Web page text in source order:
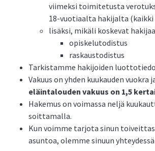
viimeksi toimitetusta
18-vuotiaalta hakijalta (kaikki
lisäksi, mikäli koskevat
opiskelutodistus
raskaustodistus
Tarkistamme hakijoiden
Vakuus on yhden kuukauden vuokra
eläintalouden vakuus on 1,5
Hakemus on voimassa neljä
soittamalla.
Kun voimme tarjota sinun
asuntoa, olemme sinuun yhteydessä